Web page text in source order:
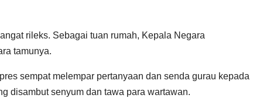
rileks. Sebagai tuan rumah, Kepala Negara
tamunya.
sempat melempar pertanyaan dan senda gurau kepada
disambut senyum dan tawa para wartawan.